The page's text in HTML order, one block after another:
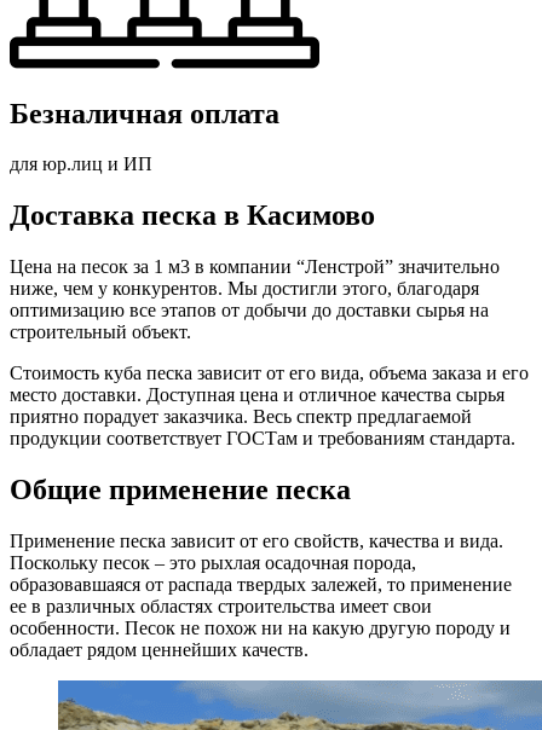
Безналичная оплата
для юр.лиц и ИП
Доставка песка в Касимово
Цена на песок за 1 м3 в компании “Ленстрой” значительно
ниже, чем у конкурентов. Мы достигли этого, благодаря
оптимизацию все этапов от добычи до доставки сырья на
строительный объект.
Стоимость куба песка зависит от его вида, объема заказа и его
место доставки. Доступная цена и отличное качества сырья
приятно порадует заказчика. Весь спектр предлагаемой
продукции соответствует ГОСТам и требованиям стандарта.
Общие применение песка
Применение песка зависит от его свойств, качества и вида.
Поскольку песок – это рыхлая осадочная порода,
образовавшаяся от распада твердых залежей, то применение
ее в различных областях строительства имеет свои
особенности. Песок не похож ни на какую другую породу и
обладает рядом ценнейших качеств.